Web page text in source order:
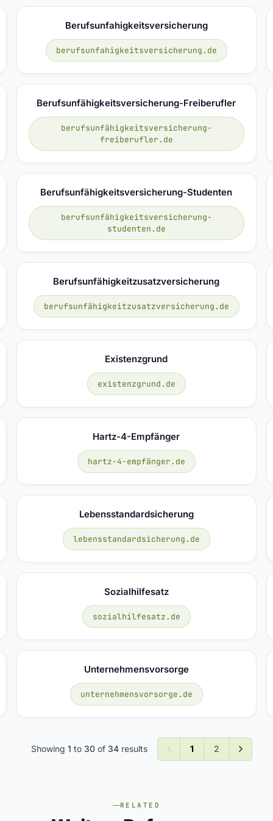
Berufsunfahigkeitsversicherung
berufsunfahigkeitsversicherung.de
Berufsunfähigkeitsversicherung-Freiberufler
berufsunfähigkeitsversicherung-
freiberufler.de
Berufsunfähigkeitsversicherung-Studenten
berufsunfähigkeitsversicherung-
studenten.de
Berufsunfähigkeitzusatzversicherung
berufsunfähigkeitzusatzversicherung.de
Existenzgrund
existenzgrund.de
Hartz-4-Empfänger
hartz-4-empfänger.de
Lebensstandardsicherung
lebensstandardsicherung.de
Sozialhilfesatz
sozialhilfesatz.de
Unternehmensvorsorge
unternehmensvorsorge.de
Showing 1 to 30of 34results 1 2
RELATED